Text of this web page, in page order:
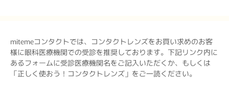
mitemeコンタクトでは、コンタクトレンズをお買い求めのお客
様に眼科医療機関での受診を推奨しております。下記リンク内に
あるフォームに受診医療機関名をご記入いただくか、もしくは
「正しく使おう！コンタクトレンズ」をご一読ください。